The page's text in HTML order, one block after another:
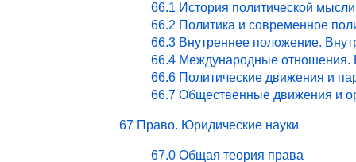
66.1 История политической мысли
66.2 Политика и современное
66.3 Внутреннее положение.
66.4 Международные отношения.
66.6 Политические движения и
66.7 Общественные движения и
67 Право. Юридические науки
67.0 Общая теория права